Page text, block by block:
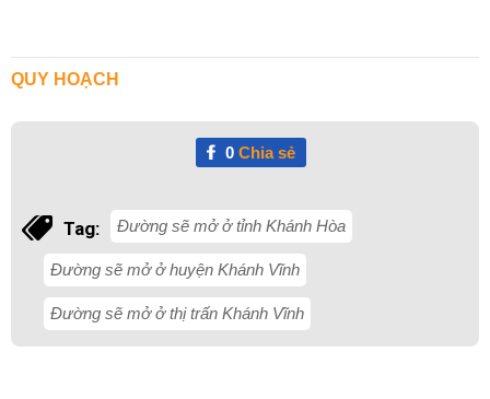
QUY HOẠCH
0Chia sẻ
Tag: Đường sẽ mở ở tỉnh Khánh Hòa
Đường sẽ mở ở huyện Khánh Vĩnh
Đường sẽ mở ở thị trấn Khánh Vĩnh